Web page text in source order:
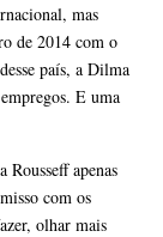
mas
de 2014 com o
país, a Dilma
E uma
apenas
com os
olhar mais